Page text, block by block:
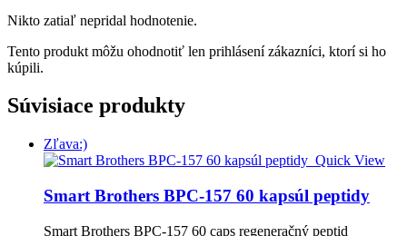
Nikto zatiaľ nepridal hodnotenie.
Tento produkt môžu ohodnotiť len prihlásení zákazníci, ktorí si ho
kúpili.
Súvisiace produkty
Zľava:)
Quick View
Smart Brothers BPC-157 60 kapsúl peptidy
Smart Brothers BPC-157 60 caps regeneračný peptid